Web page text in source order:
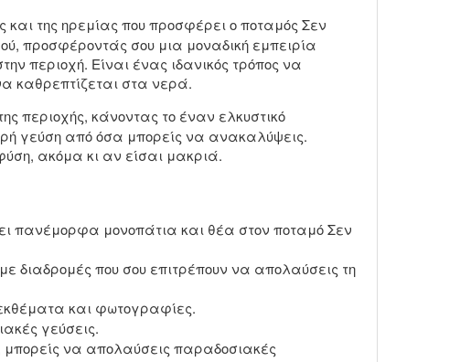
της ηρεμίας που προσφέρει ο ποταμός Σεν
προσφέροντάς σου μια μοναδική εμπειρία
περιοχή. Είναι ένας ιδανικός τρόπος να
καθρεπτίζεται στα νερά.
περιοχής, κάνοντας το έναν ελκυστικό
γεύση από όσα μπορείς να ανακαλύψεις.
ακόμα κι αν είσαι μακριά.
πανέμορφα μονοπάτια και θέα στον ποταμό Σεν
που σου επιτρέπουν να απολαύσεις τη
και φωτογραφίες.
γεύσεις.
μπορείς να απολαύσεις παραδοσιακές